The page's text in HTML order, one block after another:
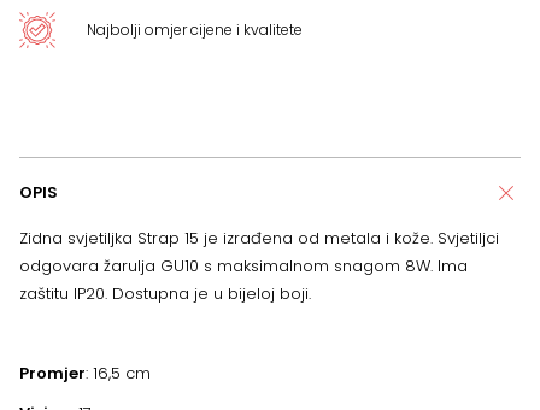
Najbolji omjer cijene i kvalitete
OPIS
Zidna svjetiljka Strap 15 je izrađena od metala i kože. Svjetiljci
odgovara žarulja GU10 s maksimalnom snagom 8W. Ima
zaštitu IP20. Dostupna je u bijeloj boji.
Promjer: 16,5 cm